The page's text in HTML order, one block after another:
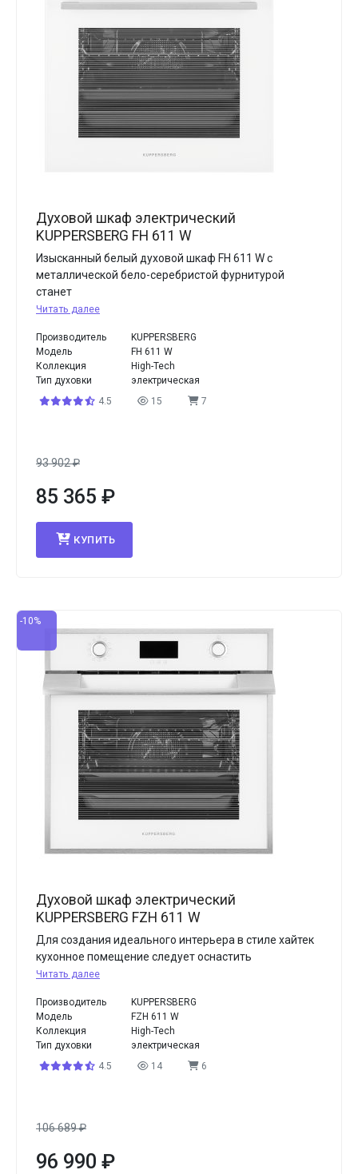
Духовой шкаф электрический
KUPPERSBERG FH 611 W
Изысканный белый духовой шкаф FH 611 W с
металлической бело-серебристой фурнитурой
станет
Читать далее
Производитель
KUPPERSBERG
Модель
FH 611 W
Коллекция
High-Tech
Тип духовки
электрическая
4.5
15 7
93 902₽
85 365 ₽
КУПИТЬ
-10%
Духовой шкаф электрический
KUPPERSBERG FZH 611 W
Для создания идеального интерьера в стиле хайтек
кухонное помещение следует оснастить
Читать далее
Производитель
KUPPERSBERG
Модель
FZH 611 W
Коллекция
High-Tech
Тип духовки
электрическая
4.5
14 6
106 689₽
96 990 ₽